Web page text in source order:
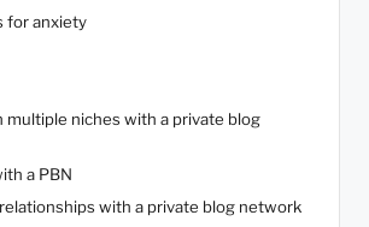
for anxiety
multiple niches with a private blog
a PBN
with a private blog network